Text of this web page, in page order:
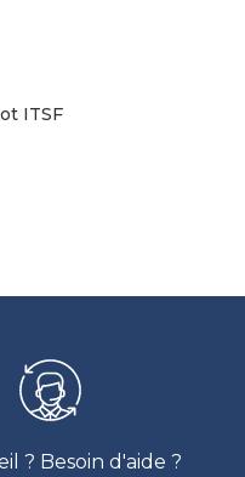
ITSF
? Besoin d'aide ?